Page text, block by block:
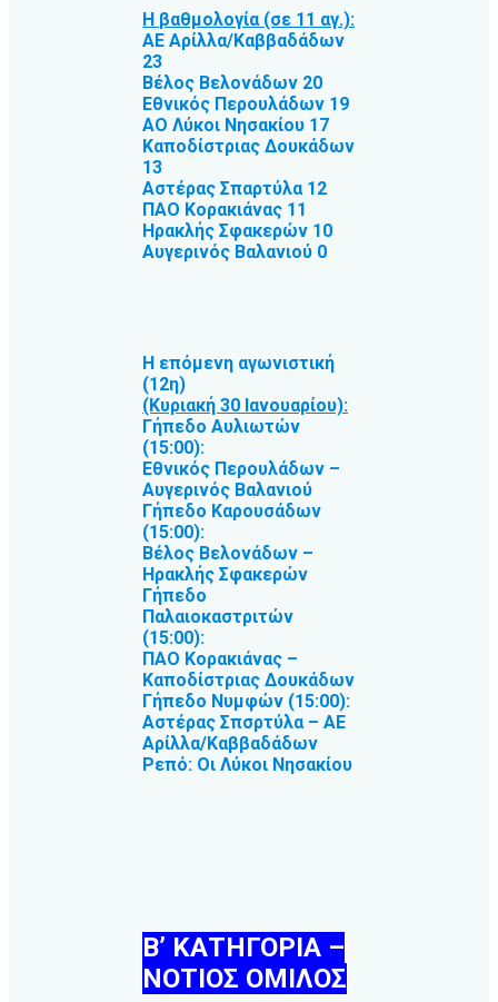
Η βαθμολογία (σε 11 αγ.):
ΑΕ Αρίλλα/Καββαδάδων
23
Βέλος Βελονάδων 20
Εθνικός Περουλάδων 19
ΑΟ Λύκοι Νησακίου 17
Καποδίστριας Δουκάδων
13
Αστέρας Σπαρτύλα 12
ΠΑΟ Κορακιάνας 11
Ηρακλής Σφακερών 10
Αυγερινός Βαλανιού 0
Η επόμενη αγωνιστική
(12η)
(Κυριακή 30 Ιανουαρίου):
Γήπεδο Αυλιωτών
(15:00):
Εθνικός Περουλάδων –
Αυγερινός Βαλανιού
Γήπεδο Καρουσάδων
(15:00):
Βέλος Βελονάδων –
Ηρακλής Σφακερών
Γήπεδο
Παλαιοκαστριτών
(15:00):
ΠΑΟ Κορακιάνας –
Καποδίστριας Δουκάδων
Γήπεδο Νυμφών (15:00):
Αστέρας Σπσρτύλα – ΑΕ
Αρίλλα/Καββαδάδων
Ρεπό: Οι Λύκοι Νησακίου
Β’ ΚΑΤΗΓΟΡΙΑ –
ΝΟΤΙΟΣ ΟΜΙΛΟΣ